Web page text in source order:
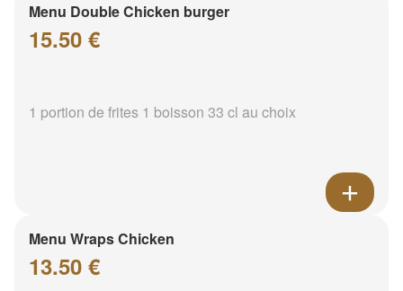
Menu Double Chicken burger
15.50 €
1 portion de frites 1 boisson 33 cl au choix
Menu Wraps Chicken
13.50 €